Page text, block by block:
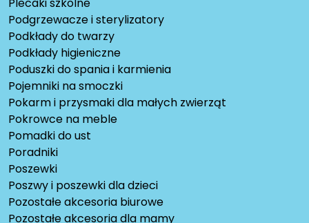
Podgrzewacze i sterylizatory
Podkłady do twarzy
Podkłady higieniczne
Poduszki do spania i karmienia
Pojemniki na smoczki
Pokarm i przysmaki dla małych zwierząt
Pokrowce na meble
Pomadki do ust
Poradniki
Poszewki
Poszwy i poszewki dla dzieci
Pozostałe akcesoria biurowe
Pozostałe akcesoria dla mamy